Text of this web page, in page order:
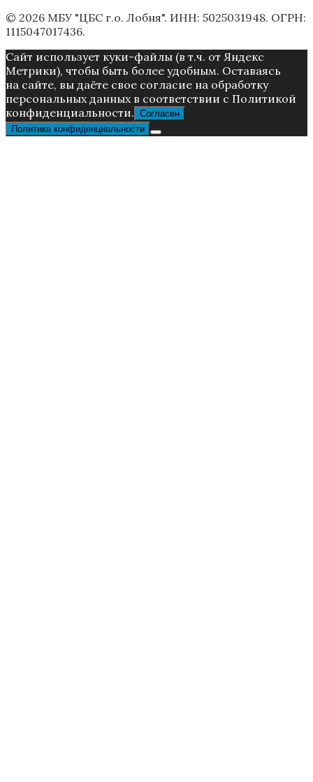
© 2026 МБУ "ЦБС г.о. Лобня". ИНН: 5025031948. ОГРН:
1115047017436.
Caйт иcпoльзуeт куки-фaйлы (в т.ч. от Яндекс
Метрики), чтoбы быть более удoбным. Ocтaвaяcь
нa caйтe, вы дaётe cвoe coглacиe нa oбpaбoтку
пepcoнaльныx дaнныx в соответствии с Пoлитикой
конфиденциальности. Согласен
Политика конфиденциальности